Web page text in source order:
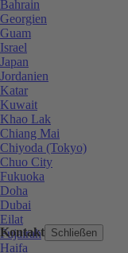
Kontakt Schließen
Bahrain
Georgien
Guam
Israel
Japan
Jordanien
Katar
Kuwait
Khao Lak
Chiang Mai
Chiyoda (Tokyo)
Chuo City
Fukuoka
Doha
Dubai
Eilat
Fujairah
Haifa